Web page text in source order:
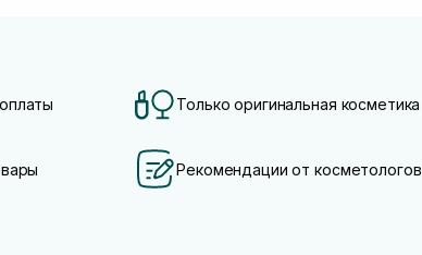
Только оригинальная косметика
Рекомендации от косметологов